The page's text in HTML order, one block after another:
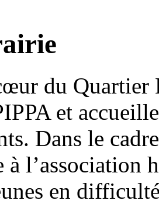
du Quartier
et
Dans le
à l’association
en